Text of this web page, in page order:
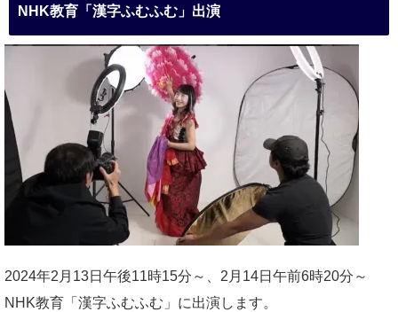
NHK教育「漢字ふむふむ」出演
2024年2月13日午後11時15分～、2月14日午前6時20分～
NHK教育「漢字ふむふむ」に出演します。